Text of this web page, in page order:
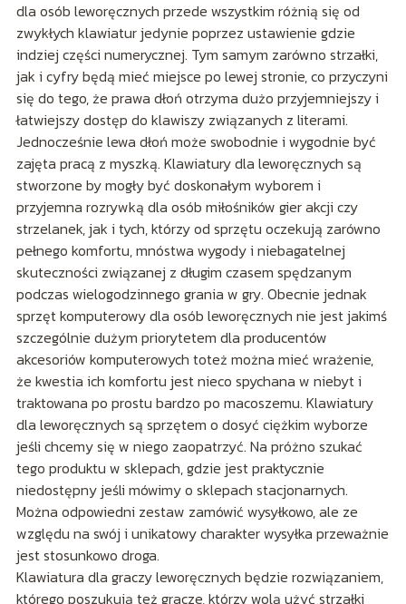
dla osób leworęcznych przede wszystkim różnią się od
zwykłych klawiatur jedynie poprzez ustawienie gdzie
indziej części numerycznej. Tym samym zarówno strzałki,
jak i cyfry będą mieć miejsce po lewej stronie, co przyczyni
się do tego, że prawa dłoń otrzyma dużo przyjemniejszy i
łatwiejszy dostęp do klawiszy związanych z literami.
Jednocześnie lewa dłoń może swobodnie i wygodnie być
zajęta pracą z myszką. Klawiatury dla leworęcznych są
stworzone by mogły być doskonałym wyborem i
przyjemna rozrywką dla osób miłośników gier akcji czy
strzelanek, jak i tych, którzy od sprzętu oczekują zarówno
pełnego komfortu, mnóstwa wygody i niebagatelnej
skuteczności związanej z długim czasem spędzanym
podczas wielogodzinnego grania w gry. Obecnie jednak
sprzęt komputerowy dla osób leworęcznych nie jest jakimś
szczególnie dużym priorytetem dla producentów
akcesoriów komputerowych toteż można mieć wrażenie,
że kwestia ich komfortu jest nieco spychana w niebyt i
traktowana po prostu bardzo po macoszemu. Klawiatury
dla leworęcznych są sprzętem o dosyć ciężkim wyborze
jeśli chcemy się w niego zaopatrzyć. Na próżno szukać
tego produktu w sklepach, gdzie jest praktycznie
niedostępny jeśli mówimy o sklepach stacjonarnych.
Można odpowiedni zestaw zamówić wysyłkowo, ale ze
względu na swój i unikatowy charakter wysyłka przeważnie
jest stosunkowo droga.
Klawiatura dla graczy leworęcznych będzie rozwiązaniem,
którego poszukują też gracze, którzy wolą użyć strzałki